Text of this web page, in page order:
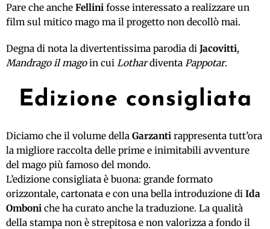
Pare che anche Fellini fosse interessato a realizzare un
film sul mitico mago ma il progetto non decollò mai.
Degna di nota la divertentissima parodia di Jacovitti,
Mandrago il magoin cui Lothardiventa Pappotar.
Edizione consigliata
Diciamo che il volume della Garzanti rappresenta tutt’ora
la migliore raccolta delle prime e inimitabili avventure
del mago più famoso del mondo.
L’edizione consigliata è buona: grande formato
orizzontale, cartonata e con una bella introduzione di Ida
Omboni che ha curato anche la traduzione. La qualità
della stampa non è strepitosa e non valorizza a fondo il